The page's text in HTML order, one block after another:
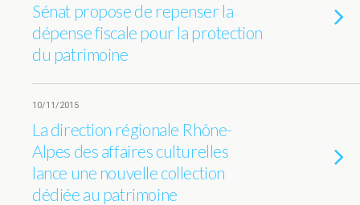
Sénat propose de repenser la
dépense fiscale pour la protection
du patrimoine
10/11/2015
La direction régionale Rhône-
Alpes des affaires culturelles
lance une nouvelle collection
dédiée au patrimoine